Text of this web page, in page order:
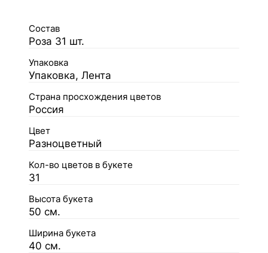
Состав
Роза 31 шт.
Упаковка
Упаковка, Лента
Страна просхождения цветов
Россия
Цвет
Разноцветный
Кол-во цветов в букете
31
Высота букета
50 см.
Ширина букета
40 см.